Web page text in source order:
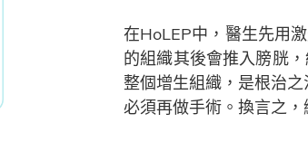
在HoLEP中，醫生先用
的組織其後會推入膀胱
整個增生組織，是根治
必須再做手術。換言之